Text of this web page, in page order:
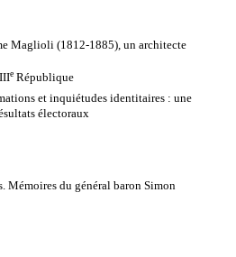
Maglioli (1812-1885), un architecte
eRépublique
et inquiétudes identitaires : une
électoraux
Mémoires du général baron Simon